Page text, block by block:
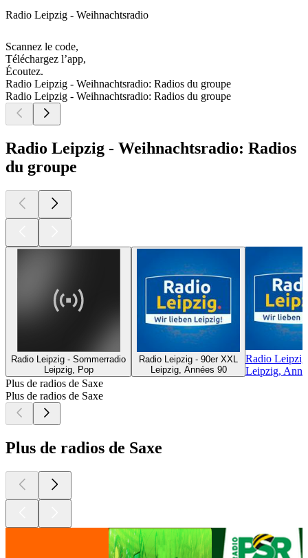
Radio Leipzig - Weihnachtsradio
Scannez le code,
Téléchargez l’app,
Écoutez.
Radio Leipzig - Weihnachtsradio: Radios du groupe
Radio Leipzig - Weihnachtsradio: Radios du groupe
Radio Leipzig - Weihnachtsradio: Radios
du groupe
Radio Leipzig - Sommerradio
Leipzig, Pop
Radio Leipzig - 90er XXL
Leipzig, Années 90
Radio
Leipzig,
Plus de radios de Saxe
Plus de radios de Saxe
Plus de radios de Saxe